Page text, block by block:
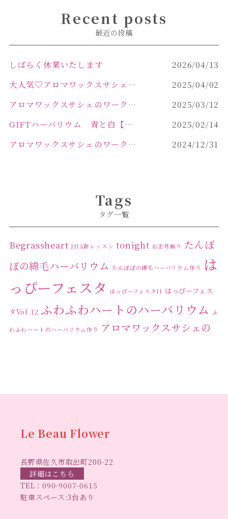
Recent posts
最近の投稿
しばらく休業いたします
2026/04/13
大人気♡アロマワックスサシェ作り
2025/04/02
アロマワックスサシェのワークショップinPOLA中込原店 VOL.2
2025/03/12
GIFTハーバリウム 青と白【佐久市 ハーバリウム ギフト】
2025/02/14
アロマワックスサシェのワークショップinPOLA中込原店ご報告【佐久市 キャンドル サシェ】
2024/12/31
Tags
タグ一覧
Begrassheart JHA新レッスン tonight お正月飾り たんぽ
ぽの綿毛ハーバリウム たんぽぽの綿毛ハーバリウム作り
は
っぴーフェスタ
はっぴーフェスタ11 はっぴーフェス
タVol.12 ふわふわハートのハーバリウム ふ
わふわハートのハーバリウム作り
アロマワックスサシェの
リウムレッスン
スハート ベッドサイドライト
リジナルデザイン 仏花ハーバリウム
Le Beau Flower
長野県佐久市取出町200-22
詳細はこちら
TEL：090-9007-0615
駐車スペース:3台あり